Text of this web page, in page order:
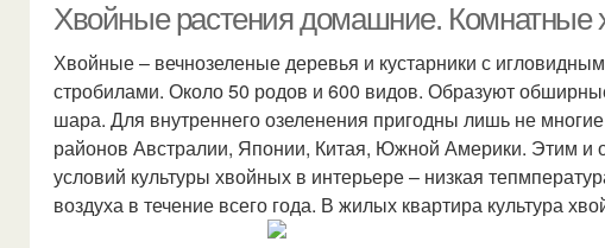
Хвойные растения домашние. Комнатные
Хвойные – вечнозеленые деревья и кустарники с
стробилами. Около 50 родов и 600 видов. Образуют
шара. Для внутреннего озеленения пригодны лишь не
районов Австралии, Японии, Китая, Южной Америки. Этим и
условий культуры хвойных в интерьере – низкая
воздуха в течение всего года. В жилых квартира культура